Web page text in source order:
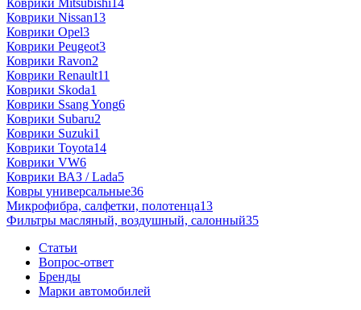
Коврики Nissan13
Коврики Opel3
Коврики Peugeot3
Коврики Ravon2
Коврики Renault11
Коврики Skoda1
Коврики Ssang Yong6
Коврики Subaru2
Коврики Suzuki1
Коврики Toyota14
Коврики VW6
Коврики ВАЗ / Lada5
Ковры универсальные36
Микрофибра, салфетки, полотенца13
Фильтры масляный, воздушный, салонный35
Статьи
Вопрос-ответ
Бренды
Марки автомобилей